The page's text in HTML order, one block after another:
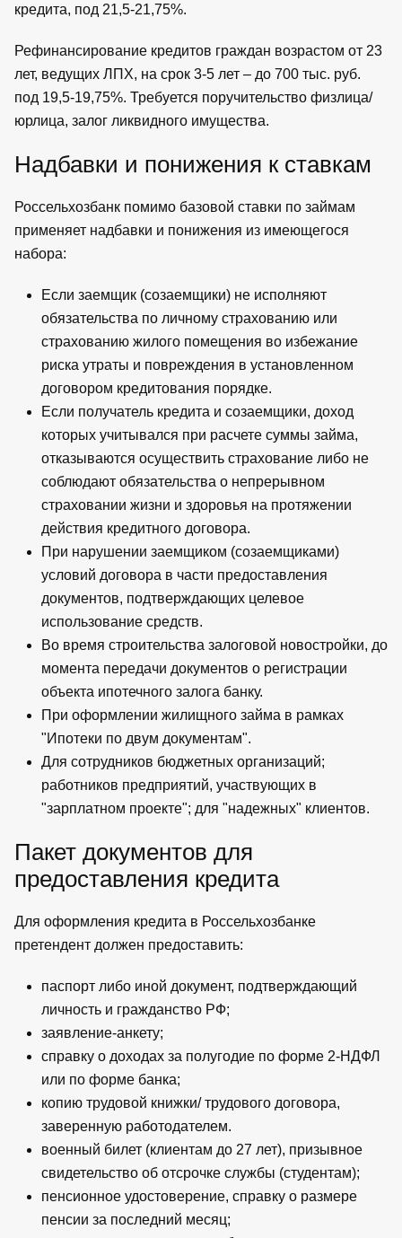
кредита, под 21,5-21,75%.
Рефинансирование кредитов граждан возрастом от 23
лет, ведущих ЛПХ, на срок 3-5 лет – до 700 тыс. руб.
под 19,5-19,75%. Требуется поручительство физлица/
юрлица, залог ликвидного имущества.
Надбавки и понижения к ставкам
Россельхозбанк помимо базовой ставки по займам
применяет надбавки и понижения из имеющегося
набора:
Если заемщик (созаемщики) не исполняют
обязательства по личному страхованию или
страхованию жилого помещения во избежание
риска утраты и повреждения в установленном
договором кредитования порядке.
Если получатель кредита и созаемщики, доход
которых учитывался при расчете суммы займа,
отказываются осуществить страхование либо не
соблюдают обязательства о непрерывном
страховании жизни и здоровья на протяжении
действия кредитного договора.
При нарушении заемщиком (созаемщиками)
условий договора в части предоставления
документов, подтверждающих целевое
использование средств.
Во время строительства залоговой новостройки, до
момента передачи документов о регистрации
объекта ипотечного залога банку.
При оформлении жилищного займа в рамках
"Ипотеки по двум документам".
Для сотрудников бюджетных организаций;
работников предприятий, участвующих в
"зарплатном проекте"; для "надежных" клиентов.
Пакет документов для
предоставления кредита
Для оформления кредита в Россельхозбанке
претендент должен предоставить:
паспорт либо иной документ, подтверждающий
личность и гражданство РФ;
заявление-анкету;
справку о доходах за полугодие по форме 2-НДФЛ
или по форме банка;
копию трудовой книжки/ трудового договора,
заверенную работодателем.
военный билет (клиентам до 27 лет), призывное
свидетельство об отсрочке службы (студентам);
пенсионное удостоверение, справку о размере
пенсии за последний месяц;